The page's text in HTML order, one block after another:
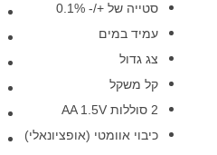
סטייה של +/- 0.1%
עמיד במים
צג גדול
קל משקל
2 סוללות AA 1.5V
כיבוי אוומטי (אופציונאלי)